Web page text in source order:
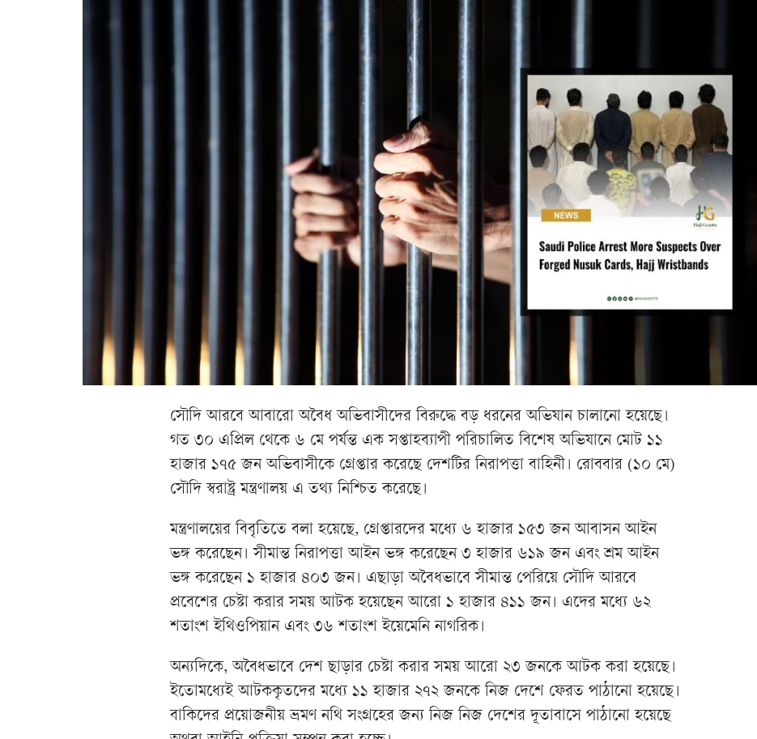
সৌদি আরবে আবারো অবৈধ অভিবাসীদের বিরুদ্ধে বড় ধরনের অভিযান চালানো হয়েছে।
গত ৩০ এপ্রিল থেকে ৬ মে পর্যন্ত এক সপ্তাহব্যাপী পরিচালিত বিশেষ অভিযানে মোট ১১
হাজার ১৭৫ জন অভিবাসীকে গ্রেপ্তার করেছে দেশটির নিরাপত্তা বাহিনী। রোববার (১০ মে)
সৌদি স্বরাষ্ট্র মন্ত্রণালয় এ তথ্য নিশ্চিত করেছে।
মন্ত্রণালয়ের বিবৃতিতে বলা হয়েছে, গ্রেপ্তারদের মধ্যে ৬ হাজার ১৫৩ জন আবাসন আইন
ভঙ্গ করেছেন। সীমান্ত নিরাপত্তা আইন ভঙ্গ করেছেন ৩ হাজার ৬১৯ জন এবং শ্রম আইন
ভঙ্গ করেছেন ১ হাজার ৪০৩ জন। এছাড়া অবৈধভাবে সীমান্ত পেরিয়ে সৌদি আরবে
প্রবেশের চেষ্টা করার সময় আটক হয়েছেন আরো ১ হাজার ৪১১ জন। এদের মধ্যে ৬২
শতাংশ ইথিওপিয়ান এবং ৩৬ শতাংশ ইয়েমেনি নাগরিক।
অন্যদিকে, অবৈধভাবে দেশ ছাড়ার চেষ্টা করার সময় আরো ২৩ জনকে আটক করা হয়েছে।
ইতোমধ্যেই আটককৃতদের মধ্যে ১১ হাজার ২৭২ জনকে নিজ দেশে ফেরত পাঠানো হয়েছে।
বাকিদের প্রয়োজনীয় ভ্রমণ নথি সংগ্রহের জন্য নিজ নিজ দেশের দূতাবাসে পাঠানো হয়েছে